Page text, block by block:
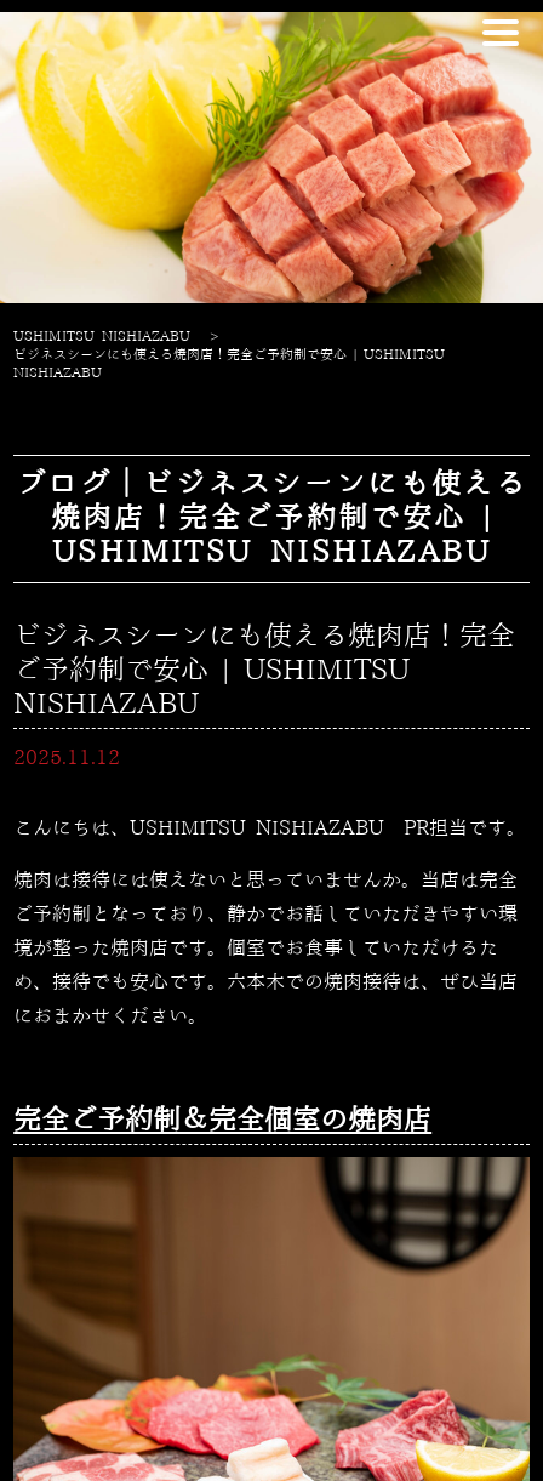
USHIMITSU NISHIAZABU
>
ビジネスシーンにも使える焼肉店！完全ご予約制で安心 | USHIMITSU
NISHIAZABU
ブログ｜ビジネスシーンにも使える
焼肉店！完全ご予約制で安心 |
USHIMITSU NISHIAZABU
ビジネスシーンにも使える焼肉店！完全
ご予約制で安心 | USHIMITSU
NISHIAZABU
2025.11.12
こんにちは、USHIMITSU NISHIAZABU PR担当です。
焼肉は接待には使えないと思っていませんか。当店は完全
ご予約制となっており、静かでお話していただきやすい環
境が整った焼肉店です。個室でお食事していただけるた
め、接待でも安心です。六本木での焼肉接待は、ぜひ当店
におまかせください。
完全ご予約制＆完全個室の焼肉店